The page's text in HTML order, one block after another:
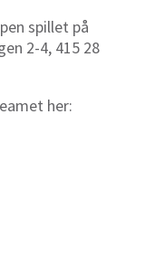
spillet på
2-4, 415 28
her: